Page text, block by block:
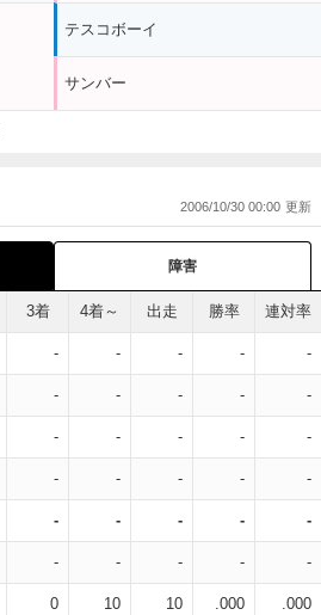
テスコボーイ
サンバー
2006/10/30 00:00
障害
3着 4着～ 出走 勝率 連対率
- - - - -
- - - - -
- - - - -
- - - - -
- - - - -
- - - - -
0 10 10 .000 .000